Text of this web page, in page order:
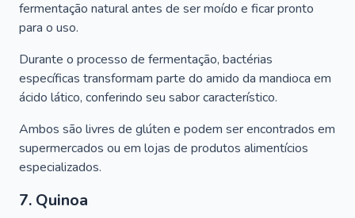
fermentação natural antes de ser moído e ficar pronto
para o uso.
Durante o processo de fermentação, bactérias
específicas transformam parte do amido da mandioca em
ácido lático, conferindo seu sabor característico.
Ambos são livres de glúten e podem ser encontrados em
supermercados ou em lojas de produtos alimentícios
especializados.
7. Quinoa